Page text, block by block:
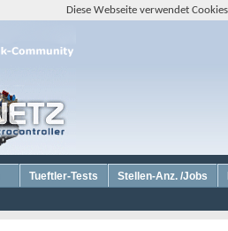
Tueftler-Tests Stellen-Anz. /Jobs
Diese Webseite verwendet